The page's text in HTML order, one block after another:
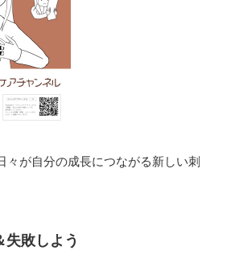
々が自分の成長につながる新しい刺
失敗しよう